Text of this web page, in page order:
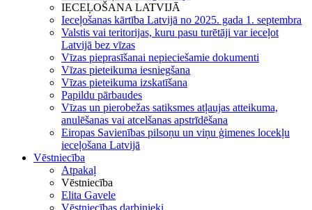
IECEĻOŠANA LATVIJĀ
Ieceļošanas kārtība Latvijā no 2025. gada 1. septembra
Valstis vai teritorijas, kuru pasu turētāji var ieceļot
Latvijā bez vīzas
Vīzas pieprasīšanai nepieciešamie dokumenti
Vīzas pieteikuma iesniegšana
Vīzas pieteikuma izskatīšana
Papildu pārbaudes
Vīzas un pierobežas satiksmes atļaujas atteikuma,
anulēšanas vai atcelšanas apstrīdēšana
Eiropas Savienības pilsoņu un viņu ģimenes locekļu
ieceļošana Latvijā
Vēstniecība
Atpakaļ
Vēstniecība
Elita Gavele
Vēstniecības darbinieki